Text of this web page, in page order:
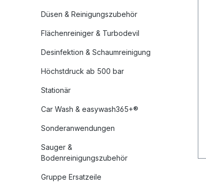
Düsen & Reinigungszubehör
Flächenreiniger & Turbodevil
Desinfektion & Schaumreinigung
Höchstdruck ab 500 bar
Stationär
Car Wash & easywash365+®
Sonderanwendungen
Sauger &
Bodenreinigungszubehör
Gruppe Ersatzeile